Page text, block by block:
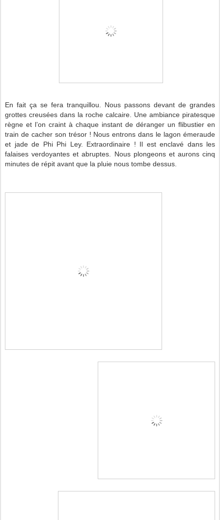
En fait ça se fera tranquillou. Nous passons devant de grandes
grottes creusées dans la roche calcaire. Une ambiance piratesque
règne et l’on craint à chaque instant de déranger un flibustier en
train de cacher son trésor ! Nous entrons dans le lagon émeraude
et jade de Phi Phi Ley. Extraordinaire ! Il est enclavé dans les
falaises verdoyantes et abruptes. Nous plongeons et aurons cinq
minutes de répit avant que la pluie nous tombe dessus.